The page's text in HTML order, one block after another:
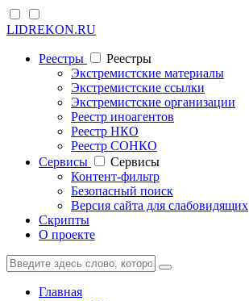
LIDREKON.RU
Реестры
Реестры
Экстремистские материалы
Экстремистские ссылки
Экстремистские организации
Реестр иноагентов
Реестр НКО
Реестр СОНКО
Cервисы
Cервисы
Контент-фильтр
Безопасный поиск
Версия сайта для слабовидящих
Скрипты
О проекте
Главная